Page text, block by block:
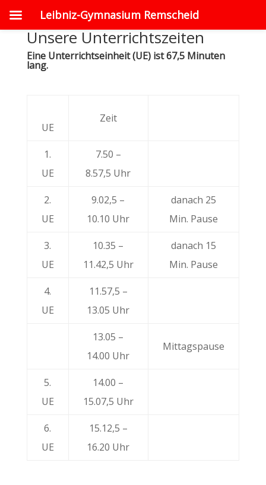
Unsere Unterrichtszeiten
Eine Unterrichtseinheit (UE) ist 67,5 Minuten
lang.
UE
Zeit
1.
UE
7.50 –
8.57,5 Uhr
2.
UE
9.02,5 –
10.10 Uhr
danach 25
Min. Pause
3.
UE
10.35 –
11.42,5 Uhr
danach 15
Min. Pause
4.
UE
11.57,5 –
13.05 Uhr
13.05 –
14.00 Uhr
Mittagspause
5.
UE
14.00 –
15.07,5 Uhr
6.
UE
15.12,5 –
16.20 Uhr
Leibniz-Gymnasium Remscheid